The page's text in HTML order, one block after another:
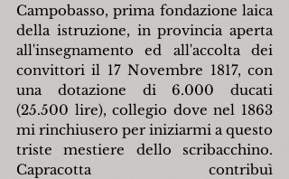
Campobasso, prima fondazione laica
della istruzione, in provincia aperta
all'insegnamento ed all'accolta dei
convittori il 17 Novembre 1817, con
una dotazione di 6.000 ducati
(25.500 lire), collegio dove nel 1863
mi rinchiusero per iniziarmi a questo
triste mestiere dello scribacchino.
Capracotta contribuì